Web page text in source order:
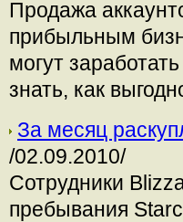
Продажа
прибыльным
могут
знать, как
За месяц
/02.09.2010/
Сотрудники
пребывания